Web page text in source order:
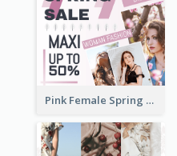
Pink Female Spring Fashion Facebook Post Design